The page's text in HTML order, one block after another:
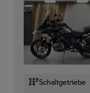
Schaltgetriebe